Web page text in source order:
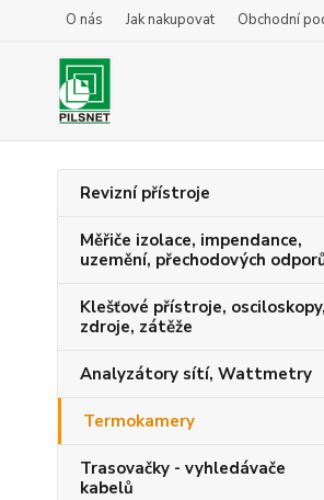
O nás Jak nakupovat Obchodní
Revizní přístroje
Měřiče izolace, impendance,
uzemění, přechodových
Klešťové přístroje, osciloskopy,
zdroje, zátěže
Analyzátory sítí, Wattmetry
Termokamery
Trasovačky - vyhledávače
kabelů